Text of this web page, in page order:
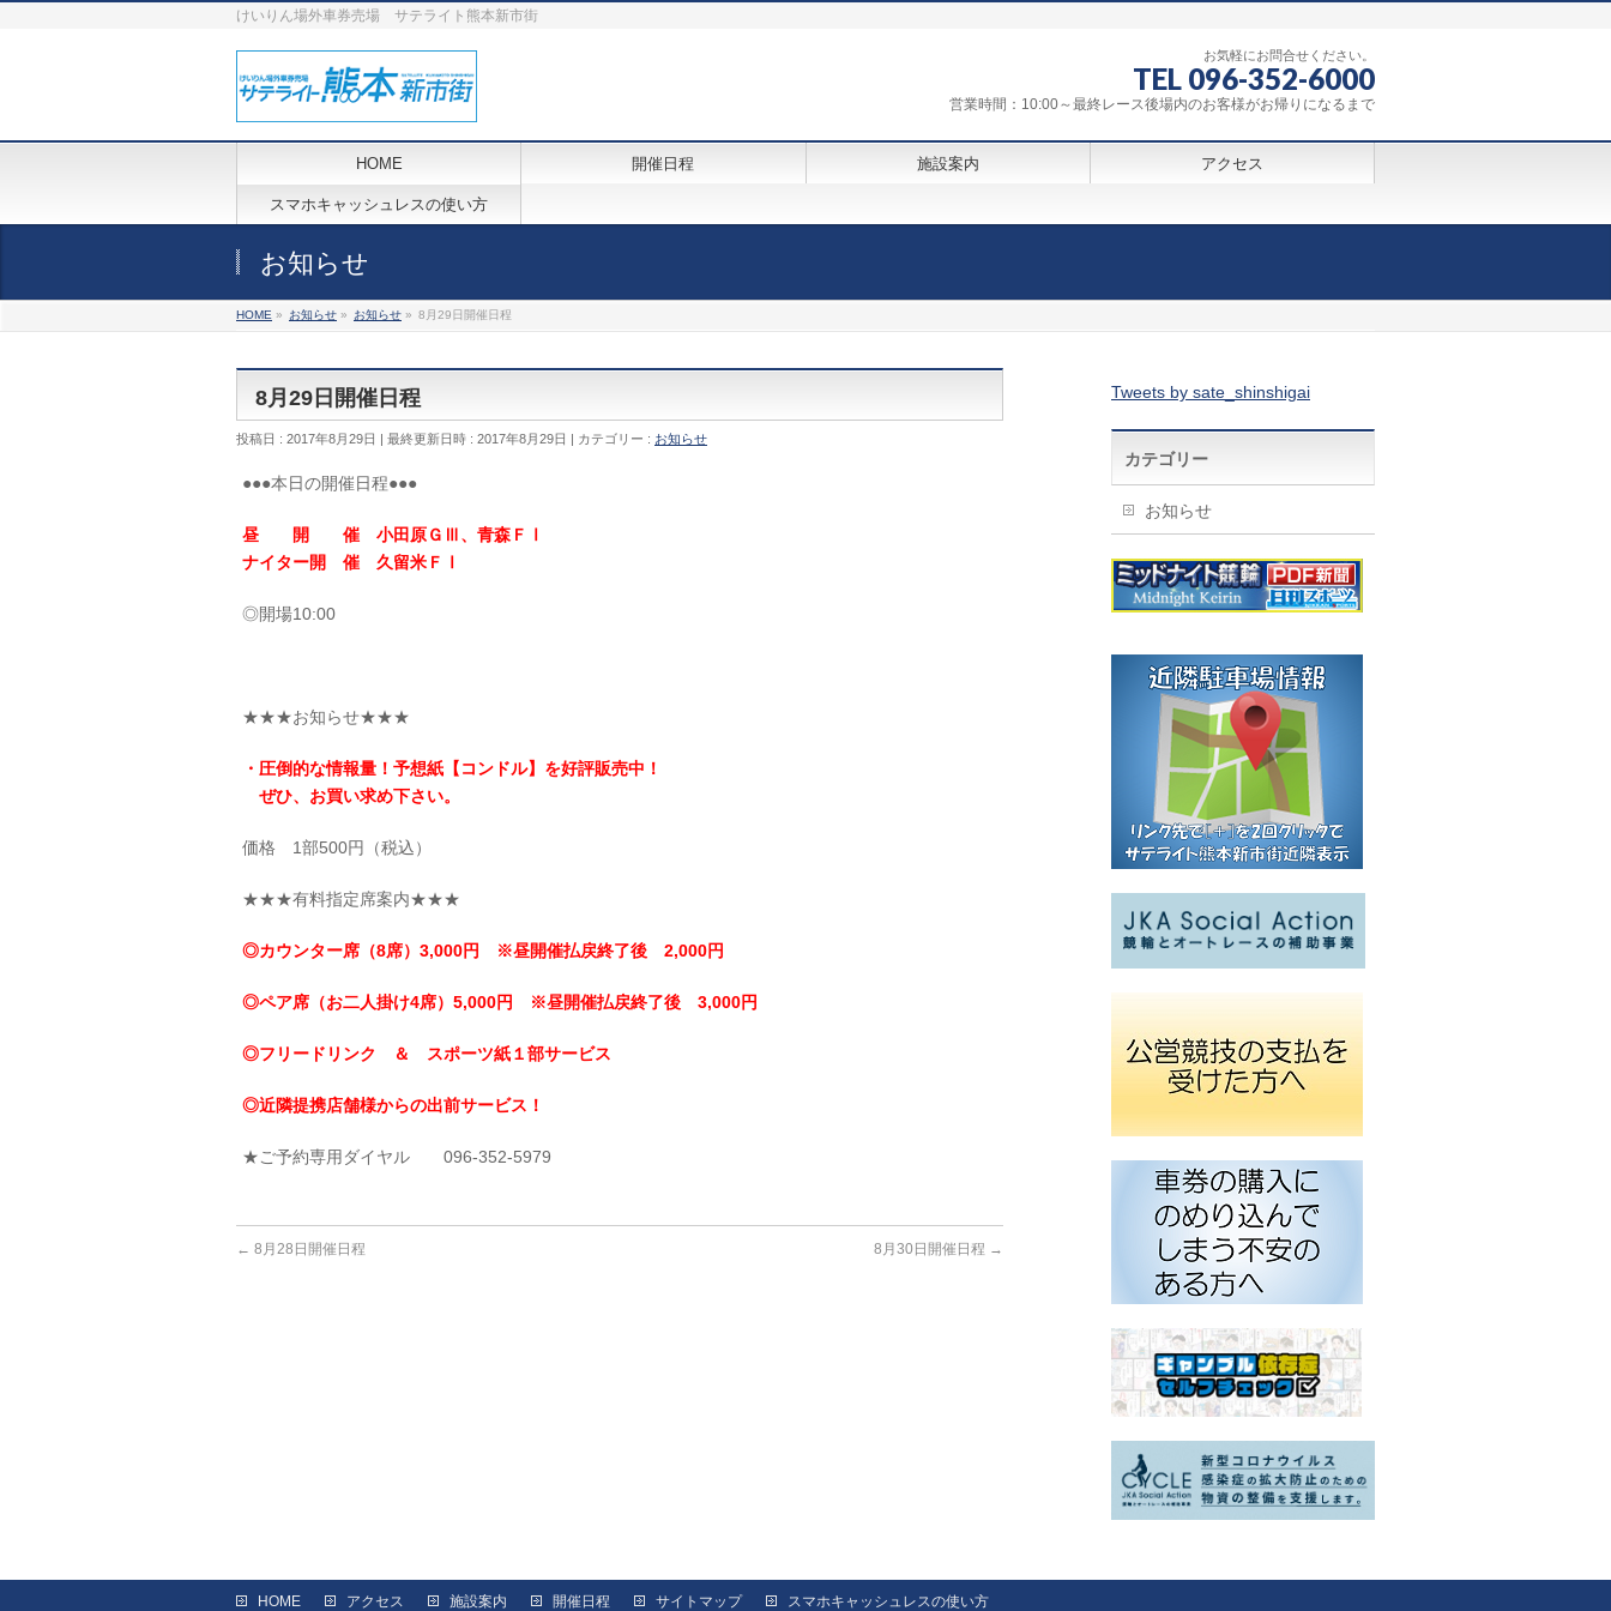
けいりん場外車券売場 サテライト熊本新市街
お気軽にお問合せください。
TEL 096-352-6000
営業時間：10:00～最終レース後場内のお客様がお帰りになるまで
HOME 開催日程 施設案内 アクセス
スマホキャッシュレスの使い方
お知らせ
HOME » お知らせ » お知らせ » 8月29日開催日程
8月29日開催日程
投稿日 : 2017年8月29日 最終更新日時 : 2017年8月29日 カテゴリー : お知らせ
●●●本日の開催日程●●●
昼 開 催 小田原ＧⅢ、青森ＦⅠ
ナイター開 催 久留米ＦⅠ
◎開場10:00
★★★お知らせ★★★
・圧倒的な情報量！予想紙【コンドル】を好評販売中！
ぜひ、お買い求め下さい。
価格 1部500円（税込）
★★★有料指定席案内★★★
◎カウンター席（8席）3,000円 ※昼開催払戻終了後 2,000円
◎ペア席（お二人掛け4席）5,000円 ※昼開催払戻終了後 3,000円
◎フリードリンク ＆ スポーツ紙１部サービス
◎近隣提携店舗様からの出前サービス！
★ご予約専用ダイヤル 096-352-5979
← 8月28日開催日程 8月30日開催日程 →
Tweets by sate_shinshigai
カテゴリー
お知らせ
HOME アクセス 施設案内 開催日程 サイトマップ スマホキャッシュレスの使い方